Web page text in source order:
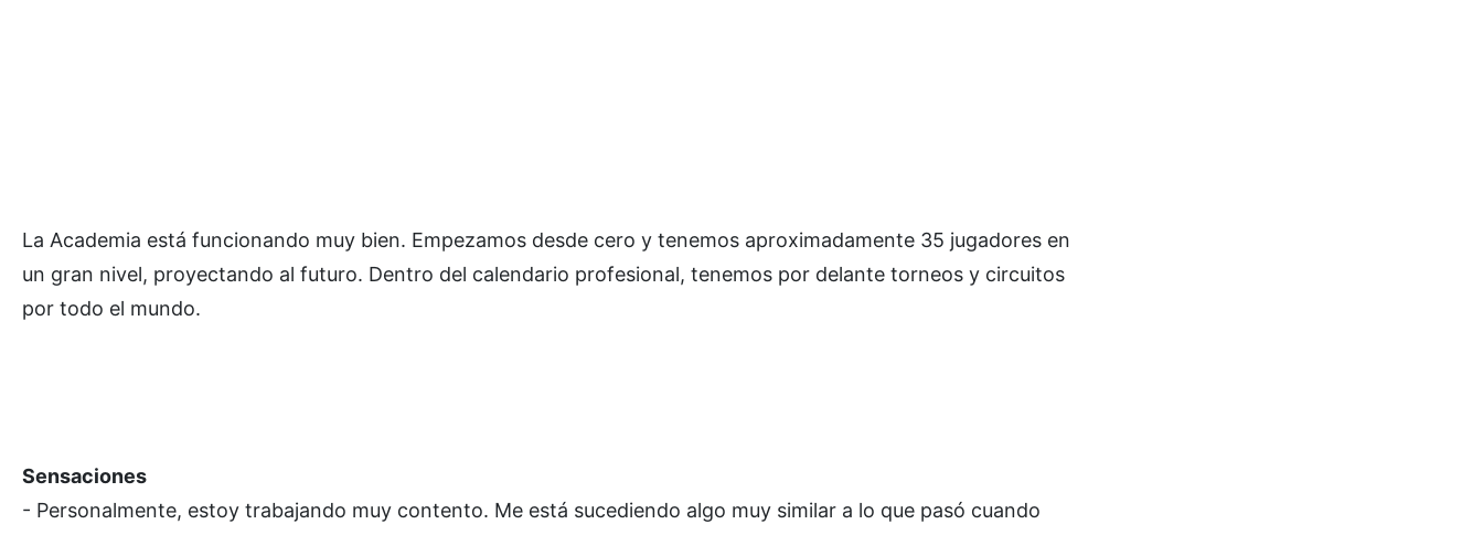
La Academia está funcionando muy bien. Empezamos desde cero y tenemos aproximadamente 35 jugadores en
un gran nivel, proyectando al futuro. Dentro del calendario profesional, tenemos por delante torneos y circuitos
por todo el mundo.
Sensaciones
- Personalmente, estoy trabajando muy contento. Me está sucediendo algo muy similar a lo que pasó cuando